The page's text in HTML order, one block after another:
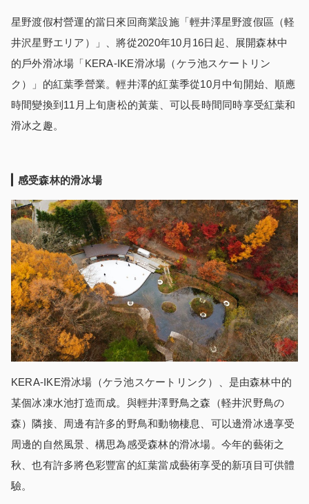
星野渡假村營運的當日來回商業設施「輕井澤星野渡假區（軽
井沢星野エリア）」、將從2020年10月16日起、展開森林中
的戶外滑冰場「KERA-IKE滑冰場（ケラ池スケートリン
ク）」的紅葉季營業。輕井澤的紅葉季從10月中旬開始、順應
時間變換到11月上旬唐松的黃葉、可以長時間同時享受紅葉和
滑冰之趣。
感受森林的滑冰場
KERA-IKE滑冰場（ケラ池スケートリンク）、是由森林中的
某個冰凍水池打造而成。與輕井澤野鳥之森（軽井沢野鳥の
森）隣接、周邊有許多的野鳥和動物棲息、可以邊滑冰邊享受
周邊的自然風景、構思為感受森林的滑冰場。今年的藝術之
秋、也有許多將色彩豐富的紅葉當成藝術享受的新項目可供體
驗。